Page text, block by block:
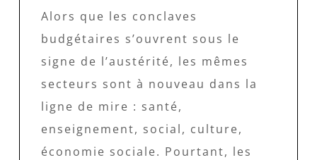
Alors que les conclaves
budgétaires s’ouvrent sous le
signe de l’austérité, les mêmes
secteurs sont à nouveau dans la
ligne de mire : santé,
enseignement, social, culture,
économie sociale. Pourtant, les